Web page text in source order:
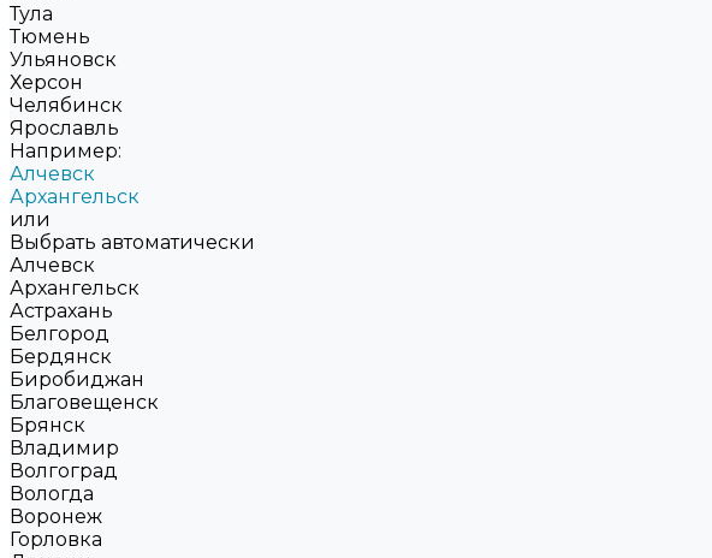
Тула
Тюмень
Ульяновск
Херсон
Челябинск
Ярославль
Например:
Алчевск
Архангельск
или
Выбрать автоматически
Алчевск
Архангельск
Астрахань
Белгород
Бердянск
Биробиджан
Благовещенск
Брянск
Владимир
Волгоград
Вологда
Воронеж
Горловка